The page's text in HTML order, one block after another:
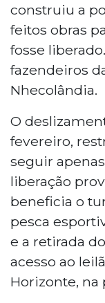
construiu a
feitos obras
fosse
fazendeiros
Nhecolândia.
O
fevereiro,
seguir
liberação
beneficia o
pesca
e a retirada
acesso ao
Horizonte, na